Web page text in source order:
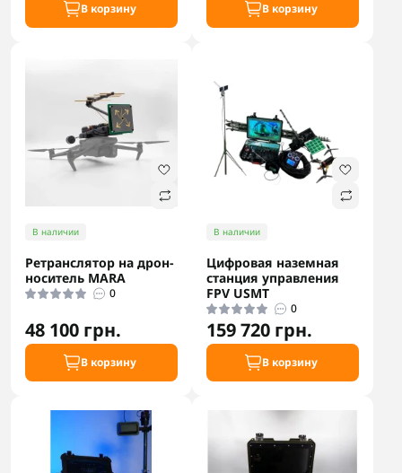
В корзину В корзину
В наличии
Ретранслятор на дрон-
носитель MARA
0
48 100 грн.
В корзину
В наличии
Цифровая наземная
станция управления
FPV USMT
0
159 720 грн.
В корзину